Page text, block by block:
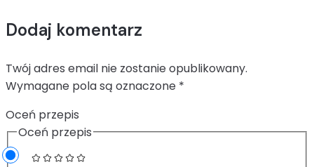
Dodaj komentarz
Twój adres email nie zostanie opublikowany.
Wymagane pola są oznaczone *
Oceń przepis
Oceń przepis